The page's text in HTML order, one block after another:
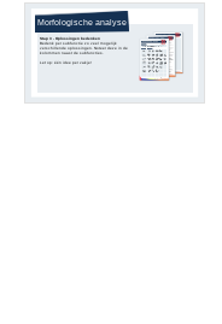
Stap 3 - Oplossingen bedenken
Bedenk per subfunctie zo veel mogelijk
verschillende oplossingen. Noteer deze in de
kolommen naast de subfuncties.
Let op: één idee per vakje!
Morfologische analyse